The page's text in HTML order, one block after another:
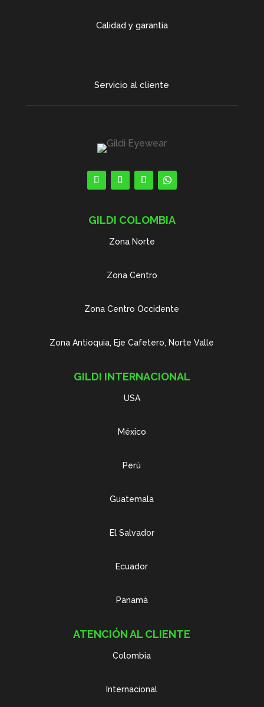
Calidad y garantía
Servicio al cliente
GILDI COLOMBIA
Zona Norte
Zona Centro
Zona Centro Occidente
Zona Antioquia, Eje Cafetero, Norte Valle
GILDI INTERNACIONAL
USA
México
Perú
Guatemala
El Salvador
Ecuador
Panamá
ATENCIÓN AL CLIENTE
Colombia
Internacional